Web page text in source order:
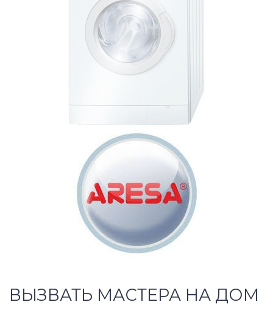
ВЫЗВАТЬ МАСТЕРА НА ДОМ